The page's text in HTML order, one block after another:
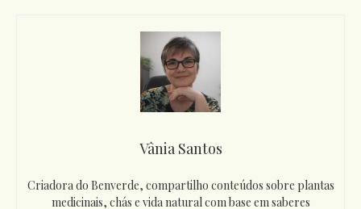
Vânia Santos
Criadora do Benverde, compartilho conteúdos sobre plantas
medicinais, chás e vida natural com base em saberes